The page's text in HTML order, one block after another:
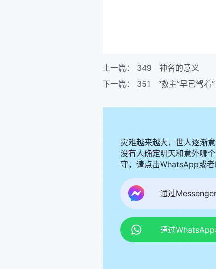
上一篇： 349 神名的意义
下一篇： 351 “救主”早已驾着“
灾难越来越大，世人逐渐
没有人确定明天和意外哪
守，请点击WhatsApp或者
通过
通过WhatsApp